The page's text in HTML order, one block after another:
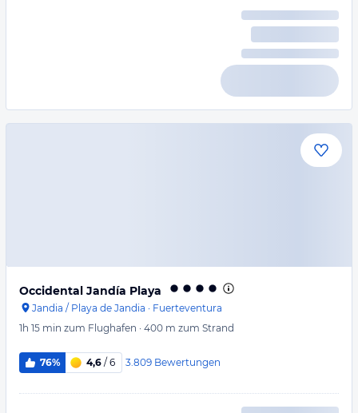
Occidental Jandía Playa
Jandia / Playa de Jandia · Fuerteventura
1h 15 min zum Flughafen · 400 m zum Strand
76% 4,6 / 6 3.809 Bewertungen